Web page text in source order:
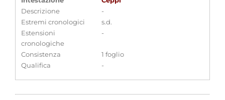
Descrizione
-
Estremi cronologici
s.d.
Estensioni
cronologiche
-
Consistenza
1 foglio
Qualifica
-